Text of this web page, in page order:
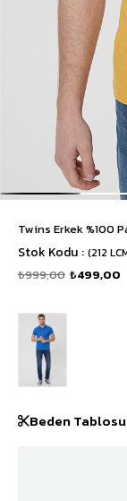
Twins Erkek %100
Stok Kodu (212
₺999,00 ₺499,00
Beden Tablosu